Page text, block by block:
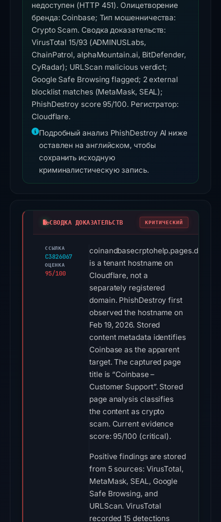
недоступен (HTTP 451). Олицетворение
бренда: Coinbase; Тип мошенничества:
Crypto Scam. Сводка доказательств:
VirusTotal 15/93 (ADMINUSLabs,
ChainPatrol, alphaMountain.ai, BitDefender,
CyRadar); URLScan malicious verdict;
Google Safe Browsing flagged; 2 external
blocklist matches (MetaMask, SEAL);
PhishDestroy score 95/100. Регистратор:
Cloudflare.
Подробный анализ PhishDestroy AI ниже
оставлен на английском, чтобы
сохранить исходную
криминалистическую запись.
СВОДКА ДОКАЗАТЕЛЬСТВ КРИТИЧЕСКИЙ
ССЫЛКА
C3826067
ОЦЕНКА
95/100
coinandbasecrptohelp.pages.dev
is a tenant hostname on
Cloudflare, not a
separately registered
domain. PhishDestroy first
observed the hostname on
Feb 19, 2026. Stored
content metadata identifies
Coinbase as the apparent
target. The captured page
title is “Coinbase –
Customer Support”. Stored
page analysis classifies
the content as crypto
scam. Current evidence
score: 95/100 (critical).
Positive findings are stored
from 5 sources: VirusTotal,
MetaMask, SEAL, Google
Safe Browsing, and
URLScan. VirusTotal
recorded 15 detections